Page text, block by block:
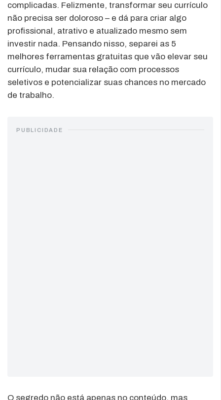
complicadas. Felizmente, transformar seu currículo
não precisa ser doloroso – e dá para criar algo
profissional, atrativo e atualizado mesmo sem
investir nada. Pensando nisso, separei as 5
melhores ferramentas gratuitas que vão elevar seu
currículo, mudar sua relação com processos
seletivos e potencializar suas chances no mercado
de trabalho.
PUBLICIDADE
O segredo não está apenas no conteúdo, mas